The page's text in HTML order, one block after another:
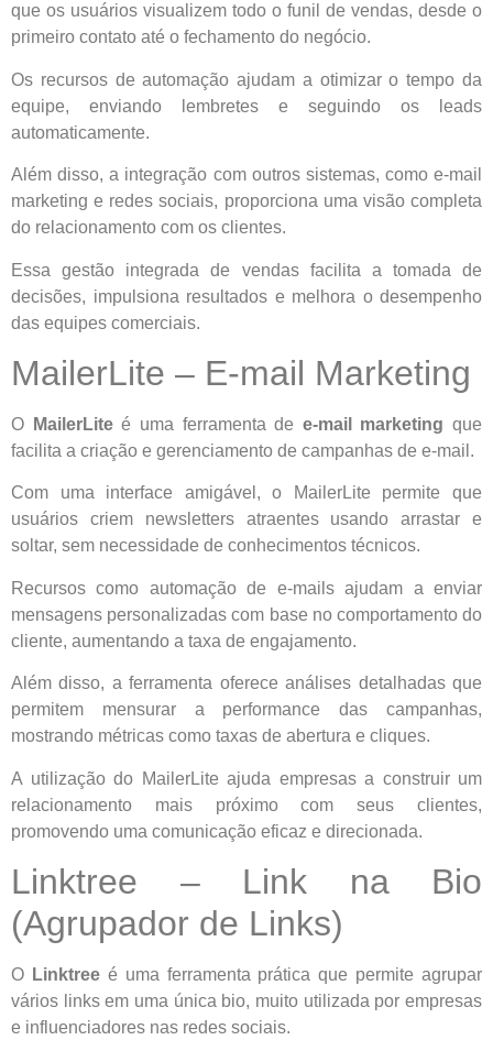
que os usuários visualizem todo o funil de vendas, desde o
primeiro contato até o fechamento do negócio.
Os recursos de automação ajudam a otimizar o tempo da
equipe, enviando lembretes e seguindo os leads
automaticamente.
Além disso, a integração com outros sistemas, como e-mail
marketing e redes sociais, proporciona uma visão completa
do relacionamento com os clientes.
Essa gestão integrada de vendas facilita a tomada de
decisões, impulsiona resultados e melhora o desempenho
das equipes comerciais.
MailerLite – E-mail Marketing
O MailerLiteé uma ferramenta de e-mail marketing que
facilita a criação e gerenciamento de campanhas de e-mail.
Com uma interface amigável, o MailerLite permite que
usuários criem newsletters atraentes usando arrastar e
soltar, sem necessidade de conhecimentos técnicos.
Recursos como automação de e-mails ajudam a enviar
mensagens personalizadas com base no comportamento do
cliente, aumentando a taxa de engajamento.
Além disso, a ferramenta oferece análises detalhadas que
permitem mensurar a performance das campanhas,
mostrando métricas como taxas de abertura e cliques.
A utilização do MailerLite ajuda empresas a construir um
relacionamento mais próximo com seus clientes,
promovendo uma comunicação eficaz e direcionada.
Linktree – Link na Bio
(Agrupador de Links)
O Linktreeé uma ferramenta prática que permite agrupar
vários links em uma única bio, muito utilizada por empresas
e influenciadores nas redes sociais.